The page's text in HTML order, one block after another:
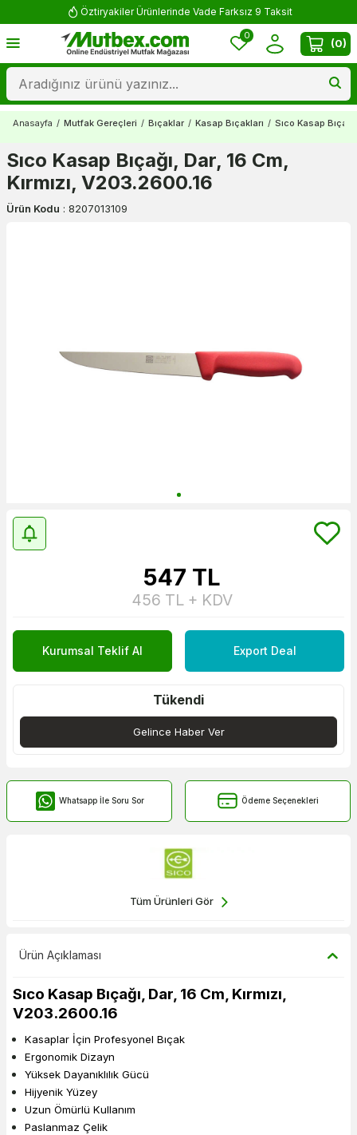
Öztiryakiler Ürünlerinde Vade Farksız 9 Taksit
0
(0)
Anasayfa / Mutfak Gereçleri / Bıçaklar / Kasap Bıçakları / Sıco Kasap
Sıco Kasap Bıçağı, Dar, 16 Cm,
Kırmızı, V203.2600.16
Ürün Kodu : 8207013109
547 TL
456 TL + KDV
Kurumsal Teklif Al Export Deal
Tükendi
Gelince Haber Ver
Whatsapp İle Soru Sor Ödeme Seçenekleri
Tüm Ürünleri Gör
Ürün Açıklaması
Sıco Kasap Bıçağı, Dar, 16 Cm, Kırmızı,
V203.2600.16
Kasaplar İçin Profesyonel Bıçak
Ergonomik Dizayn
Yüksek Dayanıklılık Gücü
Hijyenik Yüzey
Uzun Ömürlü Kullanım
Paslanmaz Çelik